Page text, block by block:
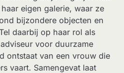
eigen galerie, waar ze
bijzondere objecten en
daarbij op haar rol als
voor duurzame
ontstaat van een vrouw die
vaart. Samengevat laat